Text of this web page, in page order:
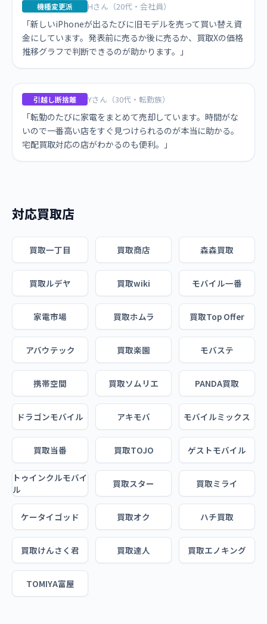
機種変更派 Hさん（20代・会社員）
「新しいiPhoneが出るたびに旧モデルを売って買い替え資
金にしています。発表前に売るか後に売るか、買取Xの価格
推移グラフで判断できるのが助かります。」
引越し断捨離 Yさん（30代・転勤族）
「転勤のたびに家電をまとめて売却しています。時間がな
いので一番高い店をすぐ見つけられるのが本当に助かる。
宅配買取対応の店がわかるのも便利。」
対応買取店
買取一丁目 買取商店 森森買取
買取ルデヤ 買取wiki モバイル一番
家電市場 買取ホムラ 買取Top Offer
アバウテック 買取楽園 モバステ
携帯空間 買取ソムリエ PANDA買取
ドラゴンモバイル アキモバ モバイルミックス
買取当番 買取TOJO ゲストモバイル
トゥインクルモバイ
ル
買取スター 買取ミライ
ケータイゴッド 買取オク ハチ買取
買取けんさく君 買取達人 買取エノキング
TOMIYA富屋